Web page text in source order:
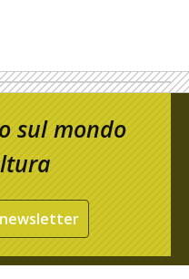
sul mondo